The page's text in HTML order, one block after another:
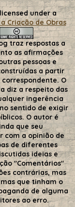
under a
Criação de Obras
traz respostas a
as afirmações
pessoas e
a partir
O
diz a respeito das
ingerência
sentido de exigir
O autor é
que seu
com a opinião de
de diferentes
ideias e
"Comentários"
contrárias, mas
que tinham o
de alguma
ao erro.